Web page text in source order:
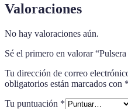
Valoraciones
No hay valoraciones aún.
Sé el primero en valorar
Tu dirección de correo
obligatorios están marcados con *
Tu puntuación *